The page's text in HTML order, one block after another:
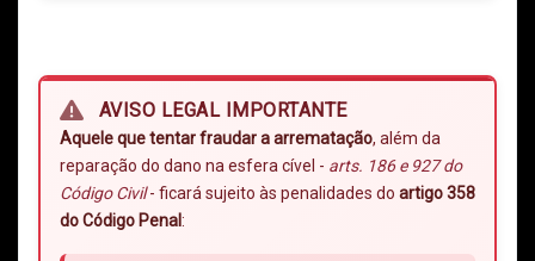
AVISO LEGAL IMPORTANTE
Aquele que tentar fraudar a arrematação, além da
reparação do dano na esfera cível - arts. 186 e 927 do
Código Civil- ficará sujeito às penalidades do artigo 358
do Código Penal: